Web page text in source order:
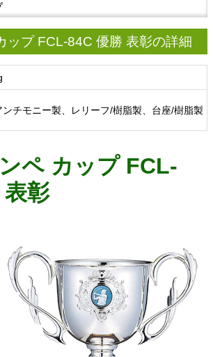
ップ FCL-84C 優勝 表彰の詳細
ンチモニー製、レリーフ/樹脂製、台座/樹脂製
ペ カップ FCL-
彰